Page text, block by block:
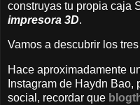
construyas tu propia caja
impresora 3D.
Vamos a descubrir los
Hace aproximadamente
Instagram de Haydn
social, recordar que